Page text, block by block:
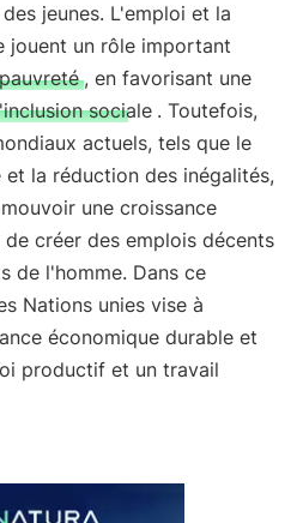
jeunes. L'emploi et la
jouent un rôle important
, en favorisant une
sociale . Toutefois,
actuels, tels que le
la réduction des inégalités,
une croissance
créer des emplois décents
de l'homme. Dans ce
Nations unies vise à
économique durable et
productif et un travail